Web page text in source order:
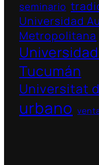
seminario
Universidad
Metropolitana
Tucumán
Universitat
urbano